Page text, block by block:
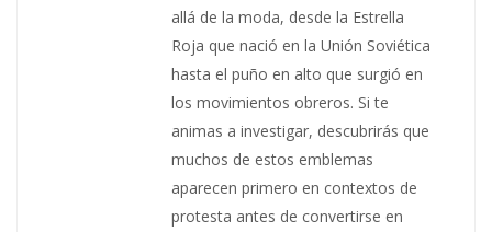
allá de la moda, desde la Estrella
Roja que nació en la Unión Soviética
hasta el puño en alto que surgió en
los movimientos obreros. Si te
animas a investigar, descubrirás que
muchos de estos emblemas
aparecen primero en contextos de
protesta antes de convertirse en